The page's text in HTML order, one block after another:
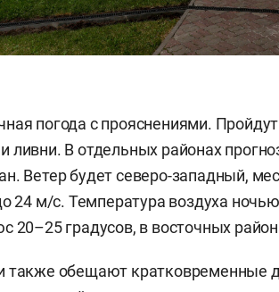
погода с прояснениями.
ливни. В отдельных районах
Ветер будет северо-западный,
24 м/с. Температура воздуха
20–25 градусов, в восточных
также обещают кратковременные